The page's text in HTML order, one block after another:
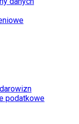
podatkowe